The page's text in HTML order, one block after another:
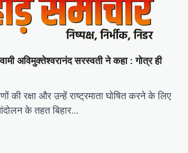
अविमुक्तेश्वरानंद सरस्वती ने कहा : गोत्र ही
की रक्षा और उन्हें राष्ट्रमाता घोषित करने के लिए
के तहत बिहार…